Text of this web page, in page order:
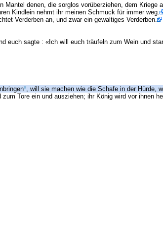
denen, die sorglos vorüberziehen, dem Kriege
Kindlein nehmt ihr meinen Schmuck für immer weg.
Verderben an, und zwar ein gewaltiges Verderben.
euch sagte : «Ich will euch träufeln zum Wein und
, will sie machen wie die Schafe in der Hürde,
Tore ein und ausziehen; ihr König wird vor ihnen